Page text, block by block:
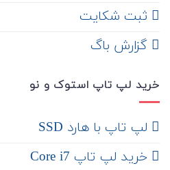
ثبت شکایت
‌ گزارش باگ
خرید لپ تاپ استوک و نو
لپ تاپ با هارد SSD
خرید لپ تاپ Core i7